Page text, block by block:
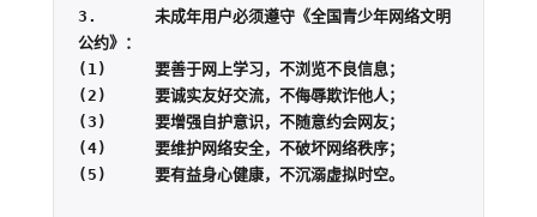
3.	未成年用户必须遵守《全国青少年网络文明
公约》：
(1)	要善于网上学习，不浏览不良信息；
(2)	要诚实友好交流，不侮辱欺诈他人；
(3)	要增强自护意识，不随意约会网友；
(4)	要维护网络安全，不破坏网络秩序；
(5)	要有益身心健康，不沉溺虚拟时空。